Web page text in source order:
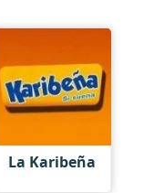
La Karibeña